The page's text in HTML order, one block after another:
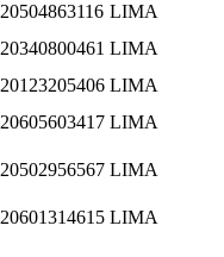
20504863116 LIMA
20340800461 LIMA
20123205406 LIMA
20605603417 LIMA
20502956567 LIMA
20601314615 LIMA